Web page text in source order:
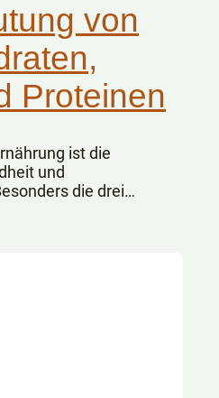
von
Proteinen
ist die
und
die drei
Fette und
zentrale Rolle.